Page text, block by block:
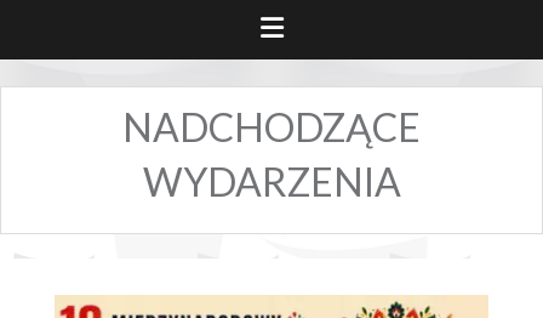
NADCHODZĄCE
WYDARZENIA